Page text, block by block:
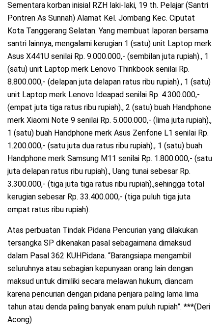
Sementara korban inisial RZH laki-laki, 19 th. Pelajar (Santri
Pontren As Sunnah) Alamat Kel. Jombang Kec. Ciputat
Kota Tanggerang Selatan. Yang membuat laporan bersama
santri lainnya, mengalami kerugian 1 (satu) unit Laptop merk
Asus X441U senilai Rp. 9.000.000,- (sembilan juta rupiah)., 1
(satu) unit Laptop merk Lenovo Thinkbook senilai Rp.
8.800.000,- (delapan juta delapan ratus ribu rupiah)., 1 (satu)
unit Laptop merk Lenovo Ideapad senilai Rp. 4.300.000,-
(empat juta tiga ratus ribu rupiah)., 2 (satu) buah Handphone
merk Xiaomi Note 9 senilai Rp. 5.000.000,- (lima juta rupiah).,
1 (satu) buah Handphone merk Asus Zenfone L1 senilai Rp.
1.200.000,- (satu juta dua ratus ribu rupiah)., 1 (satu) buah
Handphone merk Samsung M11 senilai Rp. 1.800.000,- (satu
juta delapan ratus ribu rupiah)., Uang tunai sebesar Rp.
3.300.000,- (tiga juta tiga ratus ribu rupiah).,sehingga total
kerugian sebesar Rp. 33.400.000,- (tiga puluh tiga juta
empat ratus ribu rupiah).
Atas perbuatan Tindak Pidana Pencurian yang dilakukan
tersangka SP dikenakan pasal sebagaimana dimaksud
dalam Pasal 362 KUHPidana. “Barangsiapa mengambil
seluruhnya atau sebagian kepunyaan orang lain dengan
maksud untuk dimiliki secara melawan hukum, diancam
karena pencurian dengan pidana penjara paling lama lima
tahun atau denda paling banyak enam puluh rupiah”. ***(Deri
Acong)